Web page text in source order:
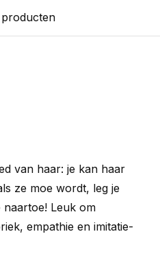
van haar: je kan haar
ze moe wordt, leg je
naartoe! Leuk om
empathie en imitatie-